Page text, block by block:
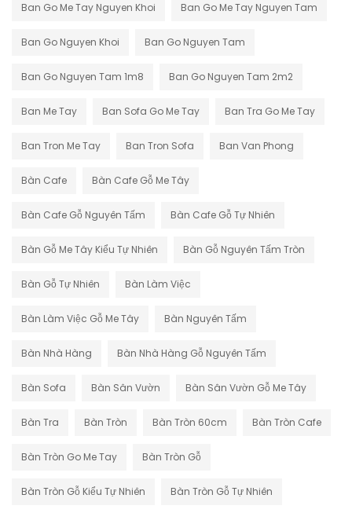
Ban Go Me Tay Nguyen Khoi Ban Go Me Tay Nguyen Tam
Ban Go Nguyen Khoi Ban Go Nguyen Tam
Ban Go Nguyen Tam 1m8 Ban Go Nguyen Tam 2m2
Ban Me Tay Ban Sofa Go Me Tay Ban Tra Go Me Tay
Ban Tron Me Tay Ban Tron Sofa Ban Van Phong
Bàn Cafe Bàn Cafe Gỗ Me Tây
Bàn Cafe Gỗ Nguyên Tấm Bàn Cafe Gỗ Tự Nhiên
Bàn Gỗ Me Tây Kiểu Tự Nhiên Bàn Gỗ Nguyên Tấm Tròn
Bàn Gỗ Tự Nhiên Bàn Làm Việc
Bàn Làm Việc Gỗ Me Tây Bàn Nguyên Tấm
Bàn Nhà Hàng Bàn Nhà Hàng Gỗ Nguyên Tấm
Bàn Sofa Bàn Sân Vườn Bàn Sân Vườn Gỗ Me Tây
Bàn Tra Bàn Tròn Bàn Tròn 60cm Bàn Tròn Cafe
Bàn Tròn Go Me Tay Bàn Tròn Gỗ
Bàn Tròn Gỗ Kiểu Tự Nhiên Bàn Tròn Gỗ Tự Nhiên